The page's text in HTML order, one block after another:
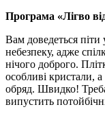
Програма «Лігво
Вам доведеться піти
небезпеку, адже
нічого доброго.
особливі кристали,
обряд. Швидко!
випустить